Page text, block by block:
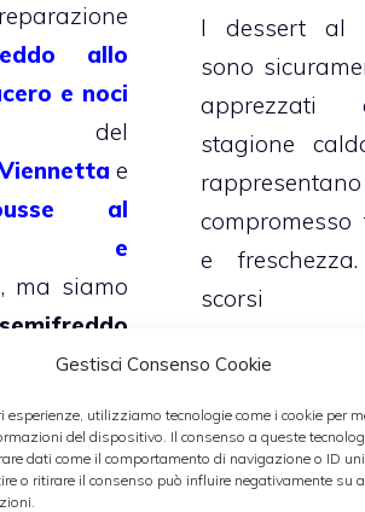
Gestisci Consenso Cookie
esperienze, utilizziamo tecnologie come i cookie per
del dispositivo. Il consenso a queste
dati come il comportamento di navigazione o ID
o ritirare il consenso può influire negativamente su
allo
e noci
del
e
al
e
, ma siamo
semifreddo
essere
sostituto
al
perché
I dessert al
sono
stagione
e
scorsi
torta sette
mousse al
albicocche,